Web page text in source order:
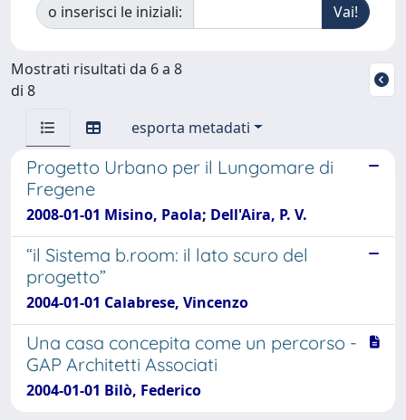
o inserisci le iniziali:
Mostrati risultati da 6 a 8
di 8
esporta metadati
Progetto Urbano per il Lungomare di
Fregene
2008-01-01 Misino, Paola; Dell'Aira, P. V.
“il Sistema b.room: il lato scuro del
progetto”
2004-01-01 Calabrese, Vincenzo
Una casa concepita come un percorso -
GAP Architetti Associati
2004-01-01 Bilò, Federico